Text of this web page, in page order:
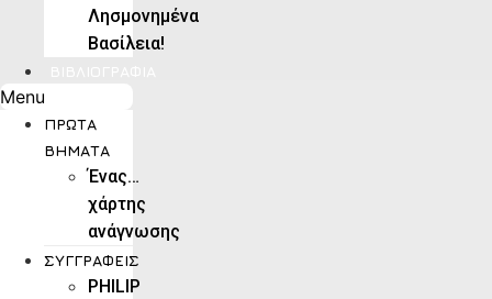
Λησμονημένα
Βασίλεια!
Menu
ΠΡΏΤΑ
ΒΉΜΑΤΑ
Ένας…
χάρτης
ανάγνωσης
ΣΥΓΓΡΑΦΕΊΣ
PHILIP